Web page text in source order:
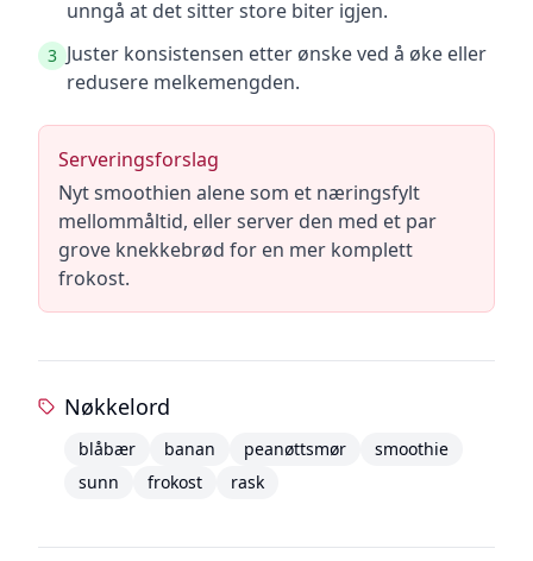
unngå at det sitter store biter igjen.
3 Juster konsistensen etter ønske ved å øke eller
redusere melkemengden.
Serveringsforslag
Nyt smoothien alene som et næringsfylt
mellommåltid, eller server den med et par
grove knekkebrød for en mer komplett
frokost.
Nøkkelord
blåbær banan peanøttsmør
smoothie
sunn
frokost rask